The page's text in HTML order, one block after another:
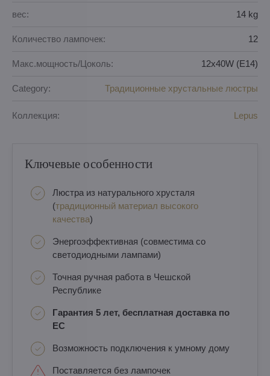
вес: 14 kg
Количество лампочек: 12
Макс.мощность/Цоколь: 12x40W (E14)
Category: Традиционные хрустальные люстры
Коллекция: Lepus
Ключевые особенности
Люстра из натурального хрусталя
(традиционный материал высокого
качества)
Энергоэффективная (совместима со
светодиодными лампами)
Точная ручная работа в Чешской
Республике
Гарантия 5 лет, бесплатная доставка по
ЕС
Возможность подключения к умному дому
Поставляется без лампочек